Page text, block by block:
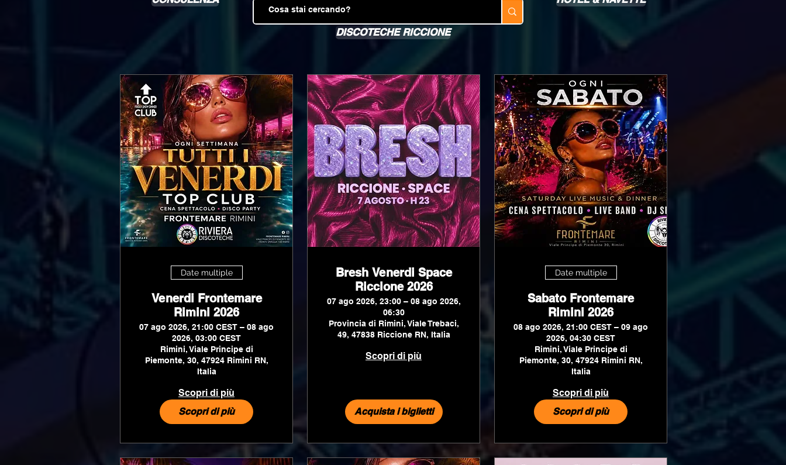
DISCOTECHE RICCIONE
Date multiple
Venerdi Frontemare
Rimini 2026
07 ago 2026, 21:00 CEST – 08 ago
2026, 03:00 CEST
Rimini, Viale Principe di
Piemonte, 30, 47924 Rimini RN,
Italia
Scopri di più
Scopri di più
Bresh Venerdi Space
Riccione 2026
07 ago 2026, 23:00 – 08 ago 2026,
06:30
Provincia di Rimini, Viale Trebaci,
49, 47838 Riccione RN, Italia
Scopri di più
Acquista i biglietti
Date multiple
Sabato Frontemare
Rimini 2026
08 ago 2026, 21:00 CEST – 09 ago
2026, 04:30 CEST
Rimini, Viale Principe di
Piemonte, 30, 47924 Rimini RN,
Italia
Scopri di più
Scopri di più